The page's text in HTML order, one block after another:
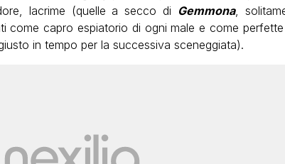
lacrime (quelle a secco di Gemmona,
come capro espiatorio di ogni male e come
in tempo per la successiva sceneggiata).